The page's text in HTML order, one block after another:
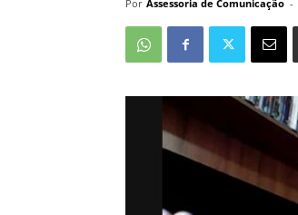
Por Assessoria de Comunicação -